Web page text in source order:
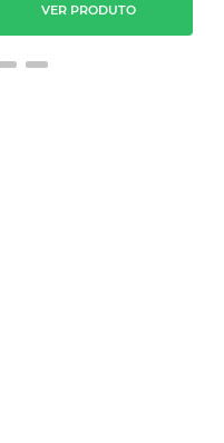
VER PRODUTO